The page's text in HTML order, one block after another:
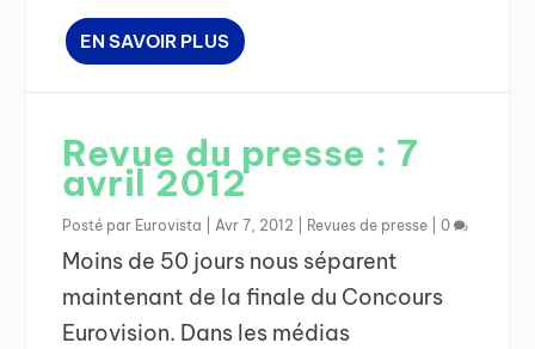
EN SAVOIR PLUS
Revue du presse : 7
avril 2012
Posté par Eurovista |Avr 7, 2012 Revues de presse |0
Moins de 50 jours nous séparent
maintenant de la finale du Concours
Eurovision. Dans les médias